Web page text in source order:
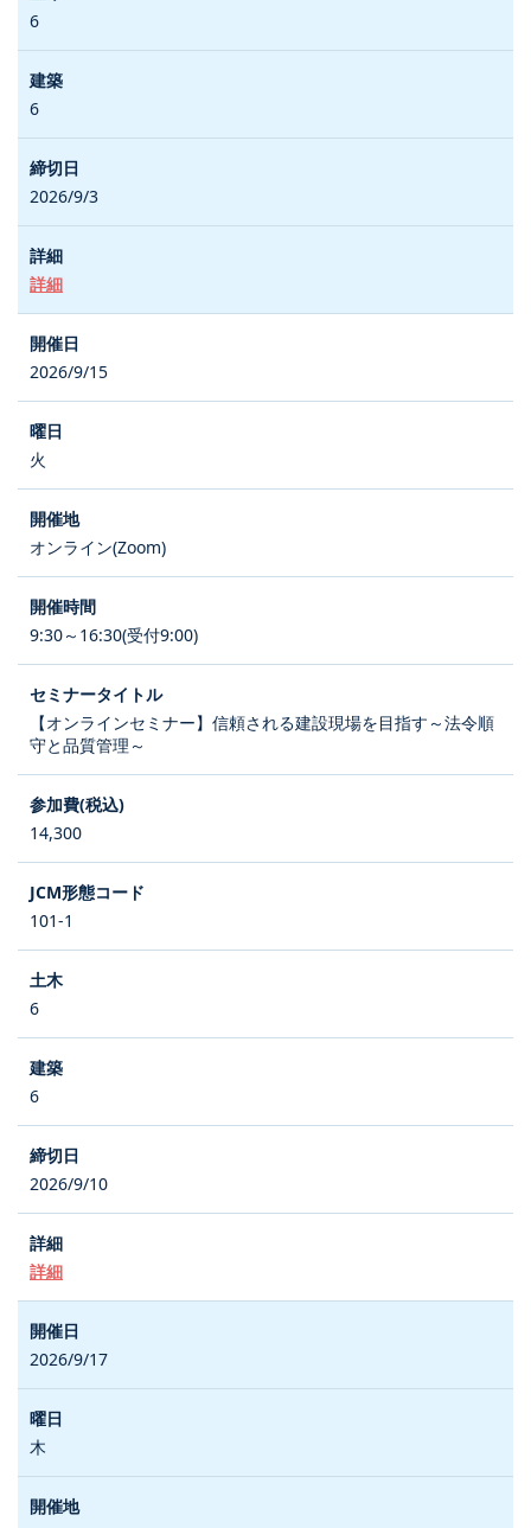
6
6
2026/9/3
詳細
2026/9/15
火
オンライン(Zoom)
9:30～16:30(受付9:00)
【オンラインセミナー】信頼される建設現場を目指す～法令順
守と品質管理～
14,300
101-1
6
6
2026/9/10
詳細
2026/9/17
木